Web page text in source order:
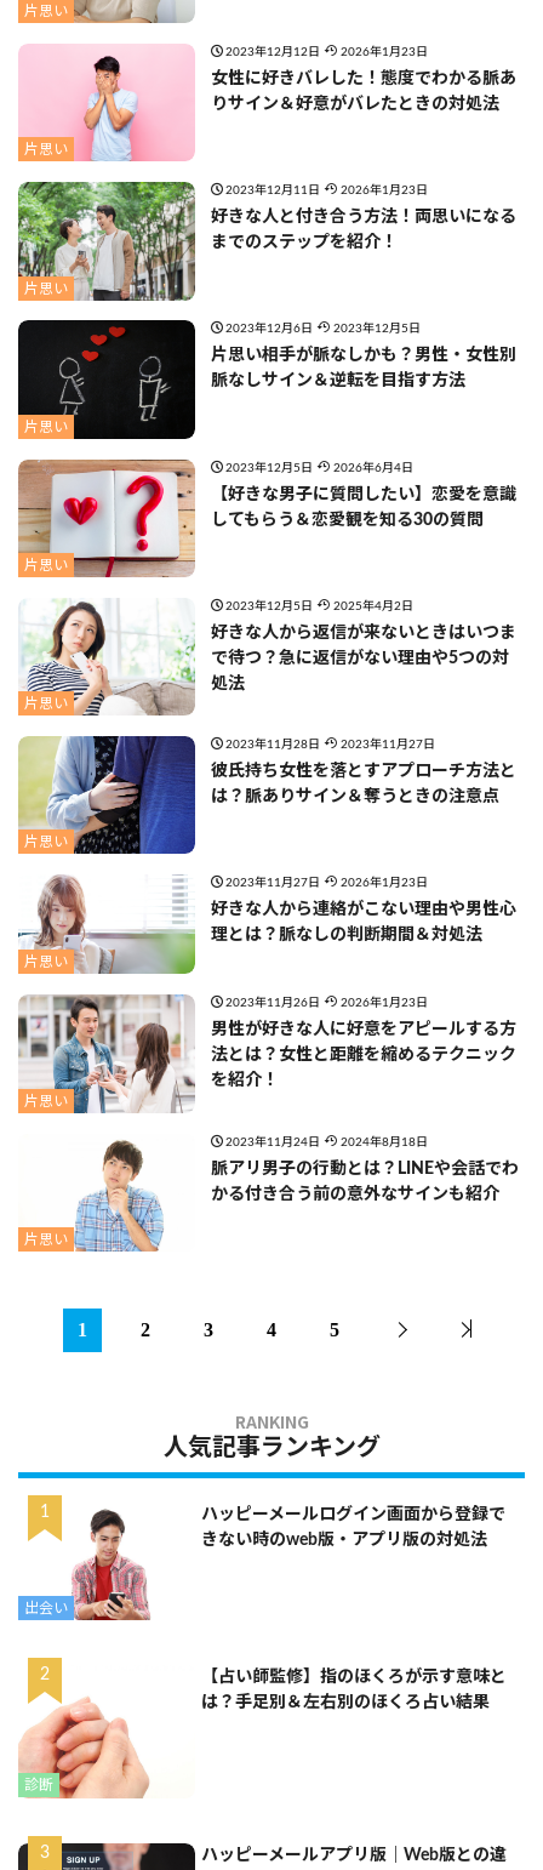
片思い
片思い
2023年12月12日 2026年1月23日
女性に好きバレした！態度でわかる脈あ
りサイン＆好意がバレたときの対処法
片思い
2023年12月11日 2026年1月23日
好きな人と付き合う方法！両思いになる
までのステップを紹介！
片思い
2023年12月6日 2023年12月5日
片思い相手が脈なしかも？男性・女性別
脈なしサイン＆逆転を目指す方法
片思い
2023年12月5日 2026年6月4日
【好きな男子に質問したい】恋愛を意識
してもらう＆恋愛観を知る30の質問
片思い
2023年12月5日 2025年4月2日
好きな人から返信が来ないときはいつま
で待つ？急に返信がない理由や5つの対
処法
片思い
2023年11月28日 2023年11月27日
彼氏持ち女性を落とすアプローチ方法と
は？脈ありサイン＆奪うときの注意点
片思い
2023年11月27日 2026年1月23日
好きな人から連絡がこない理由や男性心
理とは？脈なしの判断期間＆対処法
片思い
2023年11月26日 2026年1月23日
男性が好きな人に好意をアピールする方
法とは？女性と距離を縮めるテクニック
を紹介！
片思い
2023年11月24日 2024年8月18日
脈アリ男子の行動とは？LINEや会話でわ
かる付き合う前の意外なサインも紹介
1 2 3 4 5
人気記事ランキング
出会い
ハッピーメールログイン画面から登録で
きない時のweb版・アプリ版の対処法
診断
【占い師監修】指のほくろが示す意味と
は？手足別＆左右別のほくろ占い結果
ハッピーメールアプリ版｜Web版との違